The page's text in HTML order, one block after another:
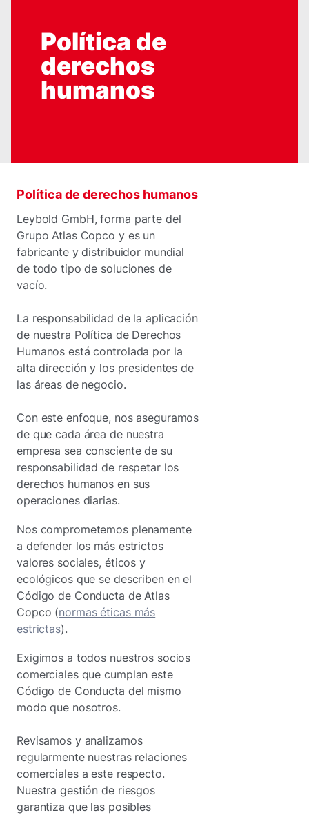
Política de
derechos
humanos
Política de derechos humanos
Leybold GmbH, forma parte del
Grupo Atlas Copco y es un
fabricante y distribuidor mundial
de todo tipo de soluciones de
vacío.
La responsabilidad de la aplicación
de nuestra Política de Derechos
Humanos está controlada por la
alta dirección y los presidentes de
las áreas de negocio.
Con este enfoque, nos aseguramos
de que cada área de nuestra
empresa sea consciente de su
responsabilidad de respetar los
derechos humanos en sus
operaciones diarias.
Nos comprometemos plenamente
a defender los más estrictos
valores sociales, éticos y
ecológicos que se describen en el
Código de Conducta de Atlas
Copco (normas éticas más
estrictas).
Exigimos a todos nuestros socios
comerciales que cumplan este
Código de Conducta del mismo
modo que nosotros.
Revisamos y analizamos
regularmente nuestras relaciones
comerciales a este respecto.
Nuestra gestión de riesgos
garantiza que las posibles